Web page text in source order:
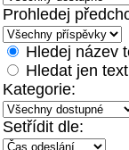
Prohledej
Hledej název
Hledat jen
Kategorie:
Setřídit dle: